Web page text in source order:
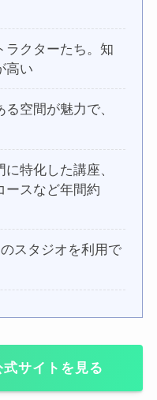
ラクターたち。知
高い
空間が魅力で、
特化した講座、
ースなど年間約
スタジオを利用で
サイトを見る